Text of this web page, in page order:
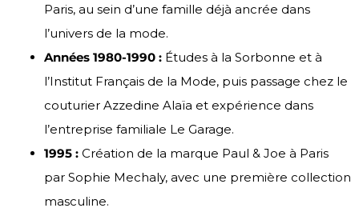
Paris, au sein d’une famille déjà ancrée dans
l’univers de la mode.
Années 1980-1990 : Études à la Sorbonne et à
l’Institut Français de la Mode, puis passage chez le
couturier Azzedine Alaïa et expérience dans
l’entreprise familiale Le Garage.
1995 : Création de la marque Paul & Joe à Paris
par Sophie Mechaly, avec une première collection
masculine.